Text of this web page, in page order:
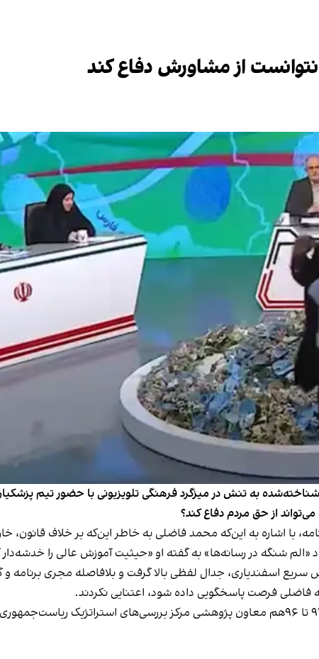
از مشاورش دفاع کند
به تنش در میزگرد فرهنگی تلویزیونی با حضور تیم
از حق مردم دفاع کند؟
با اشاره به این‌که محمد فاضلی به خاطر این‌که بر خلاف قانون،
شنگه در رسانه‌ها» به گفته او «حیثیت آموزش عالی را خدشه‌دار
اسفندیاری، جدال لفظی بالا گرفت و بلافاصله مجری برنامه و
فرصت پاسخگویی داده شود، اعتنایی نکردند.
به دنبال این اقدام، محمد فاضلی، عضو اخراجی هیات علمی دانشگاه بهشتی که از سال‌ ۹۲ تا ۹۶هم معاون پژوهشی مرکز بررسی‌های